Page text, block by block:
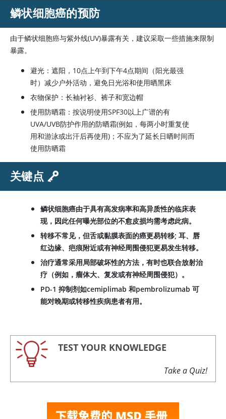
鳞状细胞癌的预防
由于鳞状细胞癌与紫外线(UV)暴露有关，建议采取一些措施来限制
暴露。
避光：遮阳，10点上午到下午4点期间（阳光最强
时）减少户外活动，避免日光浴和使用晒黑床
衣物保护：长袖衬衫、裤子和宽边帽
使用防晒霜：按说明使用SPF30以上广谱的有
UVA/UVB防护作用的防晒霜(例如，每两小时重复使
用和游泳或出汗后再使用)；不应为了延长日晒时间而
使用防晒霜
关键点
鳞状细胞癌由于具有高发病率和高异质性的临床表
现，因此任何曝光部位的不愈皮损均需考虑此病。
转移不常见，但舌或黏膜表面的癌更易转移; 耳、唇
红边缘、疤痕附近或有神经周围侵犯更易发生转移。
治疗通常采用局部破坏性的方法，有时也联合放射治
疗（例如，瘤体大、复发或有神经周围侵犯）。
PD-1 抑制剂如cemiplimab 和pembrolizumab 可
能对晚期或转移性疾病患者有用。
TEST YOUR KNOWLEDGE
Take a Quiz!